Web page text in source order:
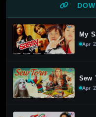
My
Apr
Sew
Apr